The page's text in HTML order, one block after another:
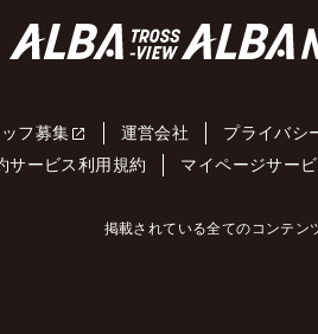
フ募集 運営会社 プライバシ
サービス利用規約
マイページサー
掲載されている全てのコンテ